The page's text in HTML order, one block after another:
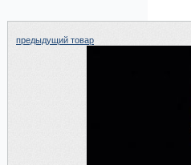
предыдущий товар